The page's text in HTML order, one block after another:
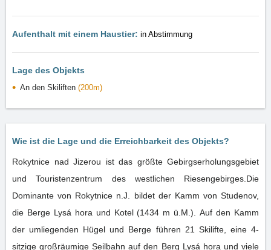
Aufenthalt mit einem Haustier: in Abstimmung
Lage des Objekts
An den Skiliften (200m)
Wie ist die Lage und die Erreichbarkeit des Objekts?
Rokytnice nad Jizerou ist das größte Gebirgserholungsgebiet
und Touristenzentrum des westlichen Riesengebirges.Die
Dominante von Rokytnice n.J. bildet der Kamm von Studenov,
die Berge Lysá hora und Kotel (1434 m ü.M.). Auf den Kamm
der umliegenden Hügel und Berge führen 21 Skilifte, eine 4-
sitzige großräumige Seilbahn auf den Berg Lysá hora und viele